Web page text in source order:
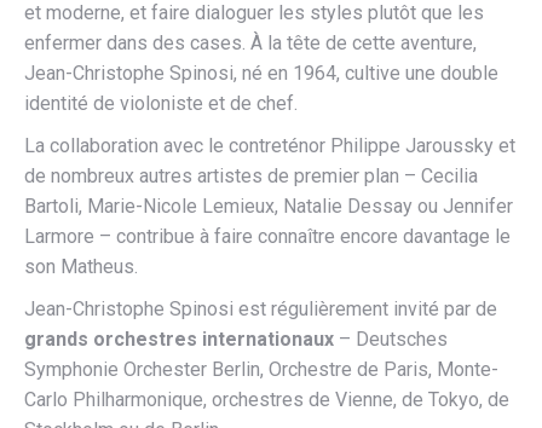
et moderne, et faire dialoguer les styles plutôt que les
enfermer dans des cases.​ À la tête de cette aventure,
Jean-Christophe Spinosi, né en 1964, cultive une double
identité de violoniste et de chef.
La collaboration avec le contreténor Philippe Jaroussky et
de nombreux autres artistes de premier plan – Cecilia
Bartoli, Marie-Nicole Lemieux, Natalie Dessay ou Jennifer
Larmore – contribue à faire connaître encore davantage le
son Matheus.
Jean-Christophe Spinosi est régulièrement invité par de
grands orchestres internationaux – Deutsches
Symphonie Orchester Berlin, Orchestre de Paris, Monte-
Carlo Philharmonique, orchestres de Vienne, de Tokyo, de